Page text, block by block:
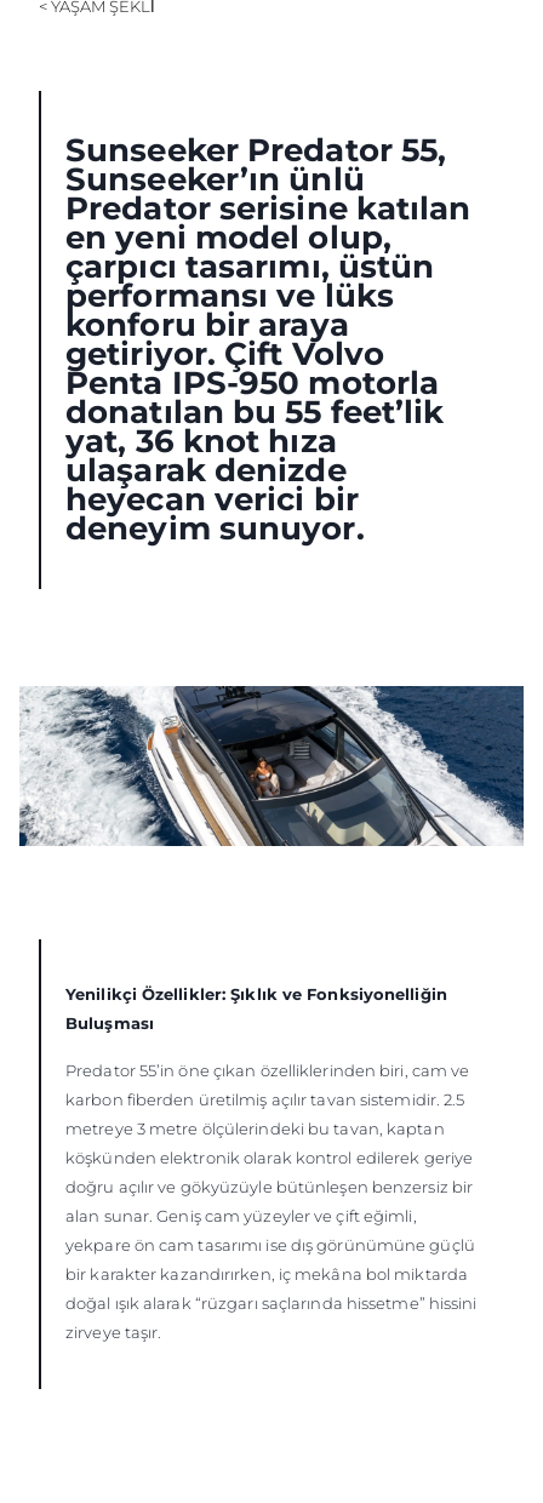
< YAŞAM ŞEKLİ
Sunseeker Predator 55,
Sunseeker’ın ünlü
Predator serisine katılan
en yeni model olup,
çarpıcı tasarımı, üstün
performansı ve lüks
konforu bir araya
getiriyor. Çift Volvo
Penta IPS-950 motorla
donatılan bu 55 feet’lik
yat, 36 knot hıza
ulaşarak denizde
heyecan verici bir
deneyim sunuyor.
Yenilikçi Özellikler: Şıklık ve Fonksiyonelliğin
Buluşması
Predator 55’in öne çıkan özelliklerinden biri, cam ve
karbon fiberden üretilmiş açılır tavan sistemidir. 2.5
metreye 3 metre ölçülerindeki bu tavan, kaptan
köşkünden elektronik olarak kontrol edilerek geriye
doğru açılır ve gökyüzüyle bütünleşen benzersiz bir
alan sunar. Geniş cam yüzeyler ve çift eğimli,
yekpare ön cam tasarımı ise dış görünümüne güçlü
bir karakter kazandırırken, iç mekâna bol miktarda
doğal ışık alarak “rüzgarı saçlarında hissetme” hissini
zirveye taşır.